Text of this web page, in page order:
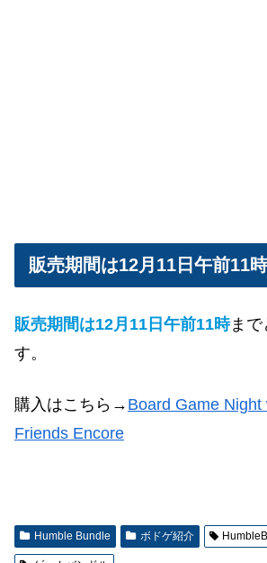
販売期間は12月11日午前11
販売期間は12月11日午前11時まで
す。
購入はこちら→ Board Game
Friends Encore
Humble Bundle ボドゲ紹介